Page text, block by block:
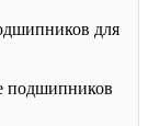
для
подшипников